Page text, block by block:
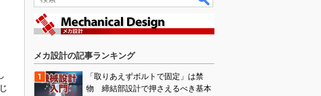
メカ設計の記事ランキング
「取りあえずボルトで固定」は禁
物 締結部設計で押さえるべき基本